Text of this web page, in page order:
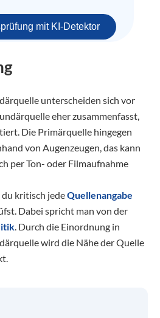
mit KI-Detektor
unterscheiden sich vor
eher zusammenfasst,
Die Primärquelle hingegen
von Augenzeugen, das kann
per Ton- oder Filmaufnahme
du kritisch jedeQuellenangabe
Dabei spricht man von der
. Durch die Einordnung in
wird die Nähe der Quelle